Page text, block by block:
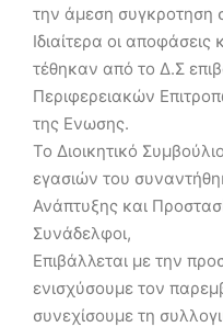
την άμεση
Ιδιαίτερα οι
τέθηκαν από το Δ.Σ
Περιφερειακών
της Ενωσης.
Το Διοικητικό
εγασιών του
Ανάπτυξης και
Συνάδελφοι,
Επιβάλλεται με την
ενισχύσουμε τον
συνεχίσουμε τη